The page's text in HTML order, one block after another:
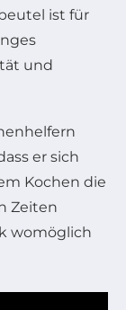
ist für
und
er sich
Kochen die
Zeiten
womöglich